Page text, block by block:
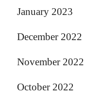
January 2023
December 2022
November 2022
October 2022